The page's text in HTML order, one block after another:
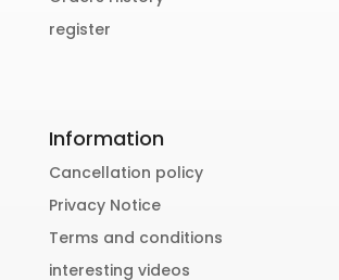
register
Information
Cancellation policy
Privacy Notice
Terms and conditions
interesting videos